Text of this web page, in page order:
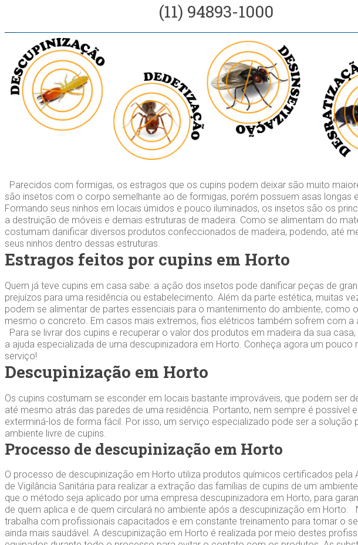
(11) 94893-1000
Parecidos com formigas, os estragos que os cupins podem deixar são muito
são insetos com o corpo semelhante ao de formigas, porém possuem asas longas
Formando seus ninhos em locais úmidos e pouco iluminados, os insetos são os
a destruição de móveis e demais estruturas de madeira. Como se alimentam do
costumam danificar diversos produtos confeccionados de madeira, podendo, até
seus ninhos dentro dessas estruturas.
Estragos feitos por cupins em Horto
Quem já teve cupins em casa sabe: a ação dos insetos pode danificar peças de
prejuízos para uma residência ou estabelecimento. Além da parte estética, muitas
podem se alimentar de partes essenciais para o mantenimento do ambiente, como
mesmo o concreto. Em casos mais extremos, fios elétricos também sofrem com a
Para se livrar dos cupins e recuperar o valor dos produtos em madeira da sua
a ajuda especializada de uma descupinizadora em Horto. Conheça agora um pouco
serviço!
Descupinização em Horto
Os cupins costumam se esconder em locais bastante improváveis, que podem ser
até mesmo atrás das paredes de uma residência. Portanto, nem sempre é possível
exterminá-los de forma fácil. Por isso, um serviço especializado pode ser a solução
ambiente livre de cupins.
Processo de descupinização em Horto
O processo de descupinização em Horto utiliza produtos químicos certificados pela
de Vigilância Sanitária para realizar a extração das famílias de cupins de um
que o método seja aplicado por uma empresa descupinizadora em Horto, para
de quem aplica e de quem circulará no ambiente após a descupinização em Horto.
trabalha com profissionais capacitados e em constante treinamento para tornar o
ainda mais saudável. A descupinização em Horto é realizada por meio destes